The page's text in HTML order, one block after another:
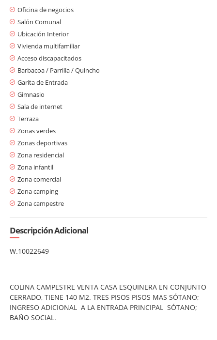
Oficina de negocios
Salón Comunal
Ubicación Interior
Vivienda multifamiliar
Acceso discapacitados
Barbacoa / Parrilla / Quincho
Garita de Entrada
Gimnasio
Sala de internet
Terraza
Zonas verdes
Zonas deportivas
Zona residencial
Zona infantil
Zona comercial
Zona camping
Zona campestre
Descripción Adicional
W.10022649
COLINA CAMPESTRE VENTA CASA ESQUINERA EN CONJUNTO
CERRADO, TIENE 140 M2. TRES PISOS PISOS MAS SÓTANO;
INGRESO ADICIONAL A LA ENTRADA PRINCIPAL SÓTANO;
BAÑO SOCIAL.